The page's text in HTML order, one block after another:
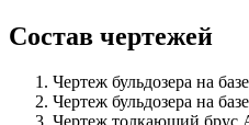
Состав чертежей
Чертеж бульдозера на
Чертеж бульдозера на